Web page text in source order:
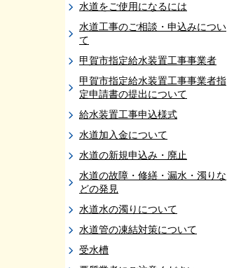
水道をご使用になるには
水道工事のご相談・申込みについ
て
甲賀市指定給水装置工事事業者
甲賀市指定給水装置工事事業者指
定申請書の提出について
給水装置工事申込様式
水道加入金について
水道の新規申込み・廃止
水道の故障・修繕・漏水・濁りな
どの発見
水道水の濁りについて
水道管の凍結対策について
受水槽